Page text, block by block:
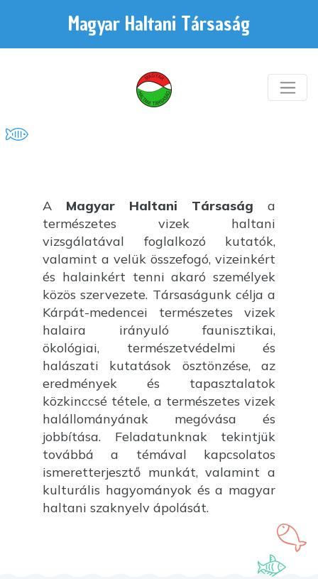
Magyar Haltani Társaság
A Magyar Haltani Társaság a
természetes vizek haltani
vizsgálatával foglalkozó kutatók,
valamint a velük összefogó, vizeinkért
és halainkért tenni akaró személyek
közös szervezete. Társaságunk célja a
Kárpát-medencei természetes vizek
halaira irányuló faunisztikai,
ökológiai, természetvédelmi és
halászati kutatások ösztönzése, az
eredmények és tapasztalatok
közkinccsé tétele, a természetes vizek
halállományának megóvása és
jobbítása. Feladatunknak tekintjük
továbbá a témával kapcsolatos
ismeretterjesztő munkát, valamint a
kulturális hagyományok és a magyar
haltani szaknyelv ápolását.